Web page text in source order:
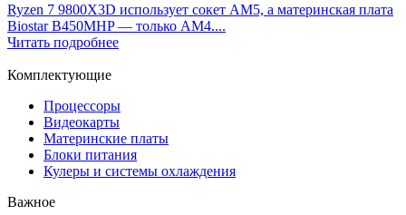
Ryzen 7 9800X3D использует сокет AM5, а материнская плата
Biostar B450MHP — только AM4....
Читать подробнее
Комплектующие
Процессоры
Видеокарты
Материнские платы
Блоки питания
Кулеры и системы охлаждения
Важное